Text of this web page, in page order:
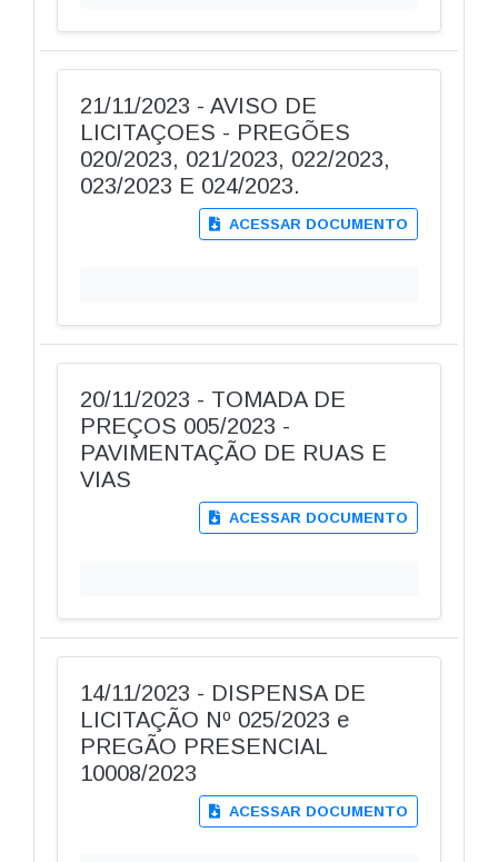
21/11/2023 - AVISO DE
LICITAÇOES - PREGÕES
020/2023, 021/2023, 022/2023,
023/2023 E 024/2023.
ACESSAR DOCUMENTO
20/11/2023 - TOMADA DE
PREÇOS 005/2023 -
PAVIMENTAÇÃO DE RUAS E
VIAS
ACESSAR DOCUMENTO
14/11/2023 - DISPENSA DE
LICITAÇÃO Nº 025/2023 e
PREGÃO PRESENCIAL
10008/2023
ACESSAR DOCUMENTO